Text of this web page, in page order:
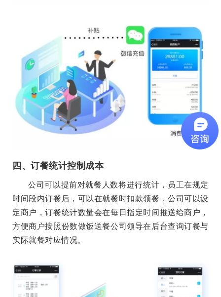
四、订餐统计控制成本
公司可以提前对就餐人数将进行统计，员工在规定
时间段内订餐后，可以在就餐时扣款领餐，公司可以设
定商户，订餐统计数量会在每日指定时间推送给商户，
方便商户按照份数做饭送餐公司领导在后台查询订餐与
实际就餐对应情况。